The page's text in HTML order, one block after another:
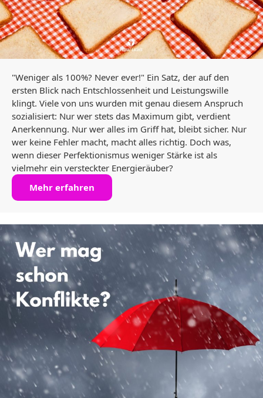
"Weniger als 100%? Never ever!" Ein Satz, der auf den
ersten Blick nach Entschlossenheit und Leistungswille
klingt. Viele von uns wurden mit genau diesem Anspruch
sozialisiert: Nur wer stets das Maximum gibt, verdient
Anerkennung. Nur wer alles im Griff hat, bleibt sicher. Nur
wer keine Fehler macht, macht alles richtig. Doch was,
wenn dieser Perfektionismus weniger Stärke ist als
vielmehr ein versteckter Energieräuber?
Mehr erfahren